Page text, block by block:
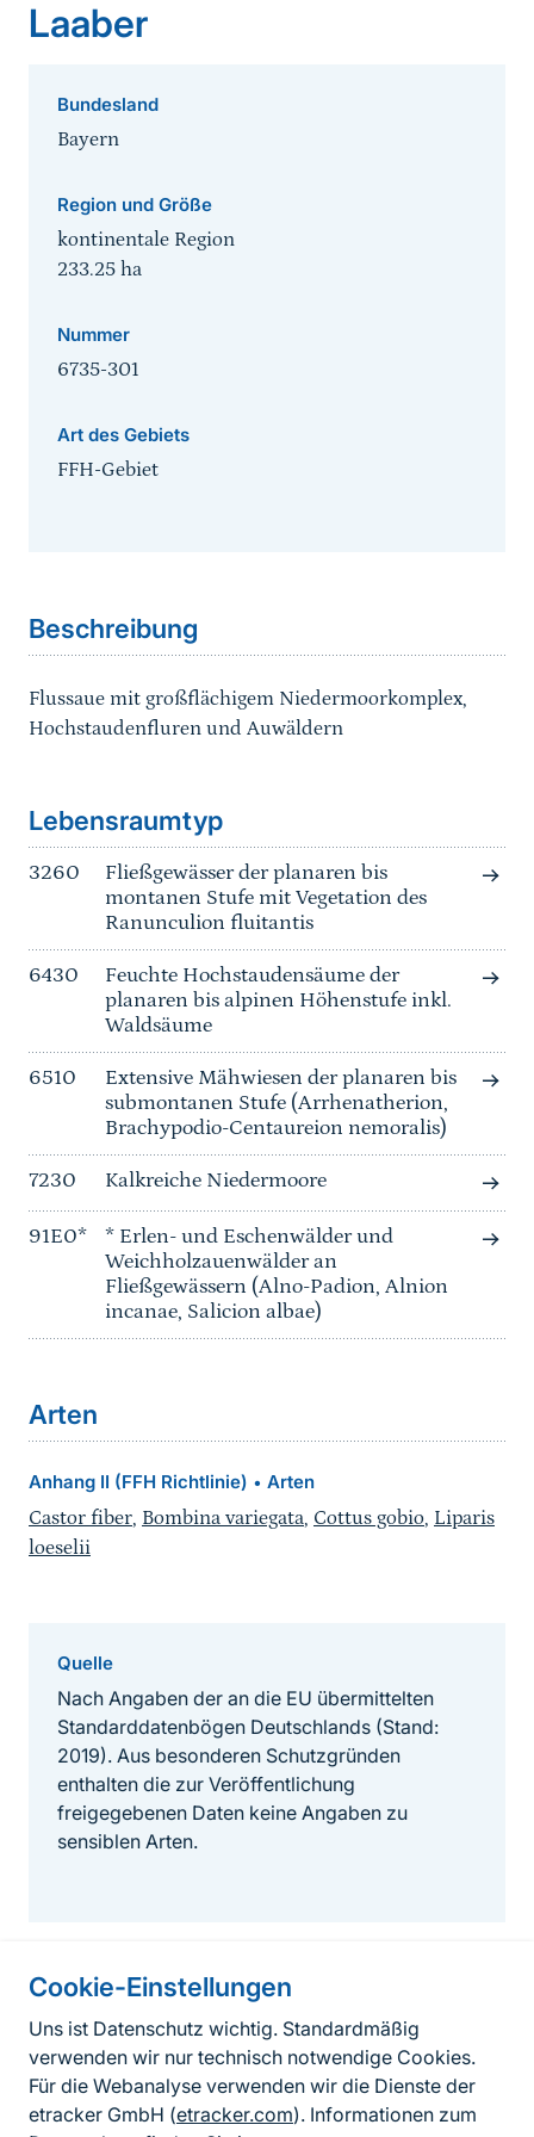
Cookie-Einstellungen
Uns ist Datenschutz wichtig. Standardmäßig
verwenden wir nur technisch notwendige Cookies.
Für die Webanalyse verwenden wir die Dienste der
etracker GmbH (etracker.com). Informationen zum
Laaber
Bundesland
Bayern
Region und Größe
kontinentale Region
233.25 ha
Nummer
6735-301
Art des Gebiets
FFH-Gebiet
Beschreibung
Flussaue mit großflächigem Niedermoorkomplex,
Hochstaudenfluren und Auwäldern
Lebensraumtyp
3260
Fließgewässer der planaren bis
montanen Stufe mit Vegetation des
Ranunculion fluitantis
6430
Feuchte Hochstaudensäume der
planaren bis alpinen Höhenstufe inkl.
Waldsäume
6510
Extensive Mähwiesen der planaren bis
submontanen Stufe (Arrhenatherion,
Brachypodio-Centaureion nemoralis)
7230 Kalkreiche Niedermoore
91E0*
* Erlen- und Eschenwälder und
Weichholzauenwälder an
Fließgewässern (Alno-Padion, Alnion
incanae, Salicion albae)
Arten
Anhang II (FFH Richtlinie) • Arten
Castor fiber, Bombina variegata, Cottus gobio, Liparis
loeselii
Quelle
Nach Angaben der an die EU übermittelten
Standarddatenbögen Deutschlands (Stand:
2019). Aus besonderen Schutzgründen
enthalten die zur Veröffentlichung
freigegebenen Daten keine Angaben zu
sensiblen Arten.
Informationen zur Seite
FußzeileKontakt zum BfN
Kontaktformular